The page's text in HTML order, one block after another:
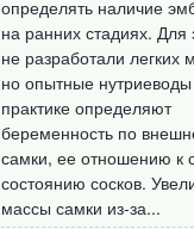
определять наличие
на ранних стадиях. Для
не разработали легких
но опытные
практике определяют
беременность по
самки, ее отношению к
состоянию сосков.
массы самки из-за...